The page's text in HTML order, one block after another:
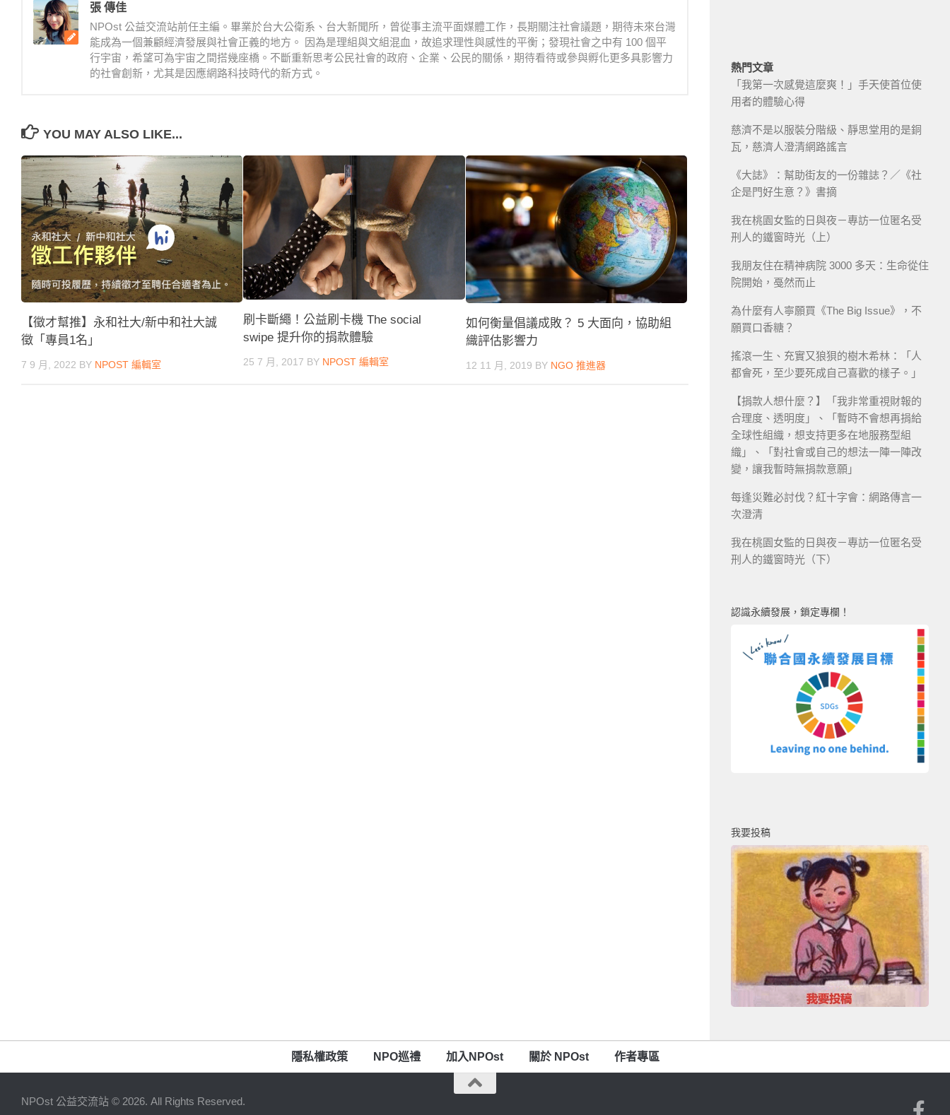
張 傳佳
NPOst 公益交流站前任主編。畢業於台大公衛系、台大新聞所，曾從事主流平面媒體工作，長期關注社會議題，期待未來台灣
能成為一個兼顧經濟發展與社會正義的地方。 因為是理組與文組混血，故追求理性與感性的平衡；發現社會之中有 100 個平
行宇宙，希望可為宇宙之間搭幾座橋。不斷重新思考公民社會的政府、企業、公民的關係，期待看待或參與孵化更多具影響力
的社會創新，尤其是因應網路科技時代的新方式。
YOU MAY ALSO LIKE...
【徵才幫推】永和社大/新中和社大誠
徵「專員1名」
7 9 月, 2022 BY NPOST 編輯室
刷卡斷繩！公益刷卡機 The social
swipe 提升你的捐款體驗
25 7 月, 2017 BY NPOST 編輯室
如何衡量倡議成敗？ 5 大面向，協助組
織評估影響力
12 11 月, 2019 BY NGO 推進器
熱門文章
「我第一次感覺這麼爽！」手天使首位使
用者的體驗心得
慈濟不是以服裝分階級、靜思堂用的是銅
瓦，慈濟人澄清網路謠言
《大誌》：幫助街友的一份雜誌？／《社
企是門好生意？》書摘
我在桃園女監的日與夜－專訪一位匿名受
刑人的鐵窗時光（上）
我朋友住在精神病院 3000 多天：生命從住
院開始，戞然而止
為什麼有人寧願買《The Big Issue》，不
願買口香糖？
搖滾一生、充實又狼狽的樹木希林：「人
都會死，至少要死成自己喜歡的樣子。」
【捐款人想什麼？】「我非常重視財報的
合理度、透明度」、「暫時不會想再捐給
全球性組織，想支持更多在地服務型組
織」、「對社會或自己的想法一陣一陣改
變，讓我暫時無捐款意願」
每逢災難必討伐？紅十字會：網路傳言一
次澄清
我在桃園女監的日與夜－專訪一位匿名受
刑人的鐵窗時光（下）
認識永續發展，鎖定專欄！
我要投稿
隱私權政策 NPO巡禮 加入NPOst 關於 NPOst 作者專區
NPOst 公益交流站 © 2026. All Rights Reserved.